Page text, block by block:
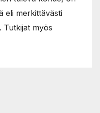
eli merkittävästi
Tutkijat myös